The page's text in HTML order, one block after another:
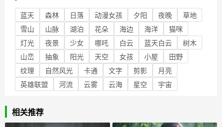
蓝天 森林 日落 动漫女孩 夕阳 夜晚
草地
雪山
山脉 湖泊 花朵 海边 海洋
猫咪
灯光
夜景 少女 哪吒 白云 蓝天白云
树木
山峦
抽象 阳光 天空 女孩 小屋
田野
纹理
自然风光 卡通 文字 剪影
月亮
英雄联盟
河流 云雾 云海 星空 宇宙
相关推荐